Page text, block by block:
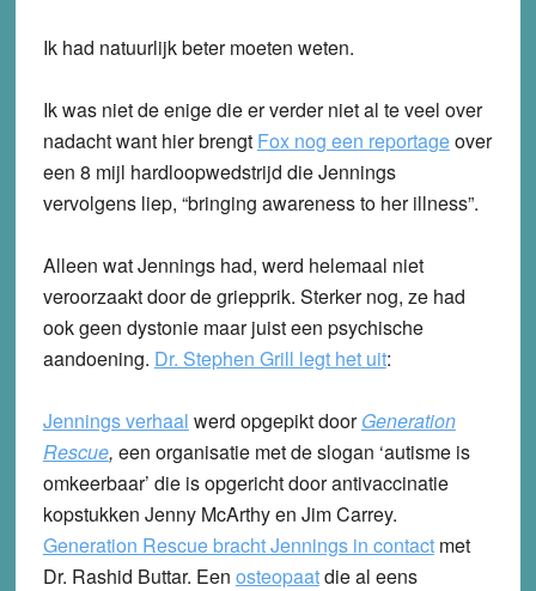
Ik had natuurlijk beter moeten weten.
Ik was niet de enige die er verder niet al te veel over
nadacht want hier brengt Fox nog een reportageover
een 8 mijl hardloopwedstrijd die Jennings
vervolgens liep, “bringing awareness to her illness”.
Alleen wat Jennings had, werd helemaal niet
veroorzaakt door de griepprik. Sterker nog, ze had
ook geen dystonie maar juist een psychische
aandoening. Dr. Stephen Grill legt het uit:
Jennings verhaal werd opgepikt doorGeneration
Rescue, een organisatie met de slogan ‘autisme is
omkeerbaar’ die is opgericht door antivaccinatie
kopstukken Jenny McArthy en Jim Carrey.
Generation Rescue bracht Jennings in contactmet
Dr. Rashid Buttar. Een osteopaatdie al eens